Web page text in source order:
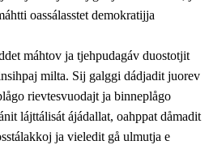
ja iellemrijbadibme
oassálasstet demokratijja
máhtov ja tjehpudagáv duostotjit
milta. Sij galggi dádjadit juorev
rievtesvuodajt ja binneplågo
lájttálisát ájádallat, oahppat dåmadit
ja vieledit gå ulmutja e